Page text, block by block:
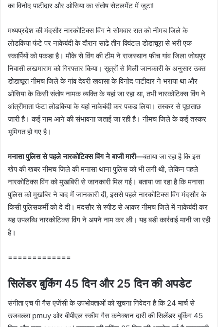
का विनोद पाटीदार और ओसिया का संतोष सेटलमेंट में जुटा!
मध्यप्रदेश की मंदसौर नारकोटिक्स विंग ने सोमवार रात को नीमच जिले के
लोडकिया फंटे पर नाकेबंदी के दौरान साढे तीन क्विंटल डोडाचूरा से भरी एक
स्कार्पियों को पकडा है। मौके से विंग की टीम ने राजस्थान फीच गांव जिला जोधपुर
निवासी लखमाराम को गिरफ्तार किया। सूत्रों से मिली जानकारी के अनुसार उक्त
डोडाचूरा नीमच जिले के गांव देवरी खवासा के विनोद पाटीदार ने भराया था और
ओसिया के किसी संतोष नामक व्यक्ति के यहां जा रहा था, तभी नारकोटिक्स विंग ने
आंत्रीमाता फंटा लोडकिया के यहां नाकेबंदी कर पकड लिया। तस्कर से पूछताछ
जारी है। कई नाम आने की संभावना जताई जा रही है। नीमच जिले के कई तस्कर
भूमिगत हो गए है।
मनासा पुलिस से पहले नारकोटिक्स विंग ने बाजी मारी—बताया जा रहा है कि इस
खेप की खबर नीमच जिले की मनासा थाना पुलिस को भी लगी थी, लेकिन पहले
नारकोटिक्स विंग को मुखबिरी से जानकारी मिल गई। बताया जा रहा है कि मनासा
पुलिस को मुखबिर ने बाद में जानकारी दी, इससे पहले नारकोटिक्स विंग मंदसौर के
किसी पुलिसकर्मी को दे दी। मंदसौर से स्पीड से आकर नीमच जिले में नाकेबंदी कर
यह उपलब्धि नारकोटिक्स विंग ने अपने नाम कर ली। यह बडी कार्रवाई मानी जा रही
है।
=============
सिलेंडर बुकिंग 45 दिन और 25 दिन की अपडेट
संगीता एच पी गैस एजेंसी के उपभोक्ताओं को सूचना निवेदन है कि 24 मार्च से
उजवल्ला pmuy ओर बीपीएल स्कीम गैस कनेक्शन दारी की सिलेंडर बुकिंग 45